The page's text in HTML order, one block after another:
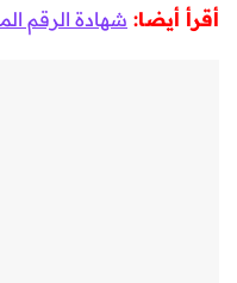
أقرأ أيضا: شهادة الرقم